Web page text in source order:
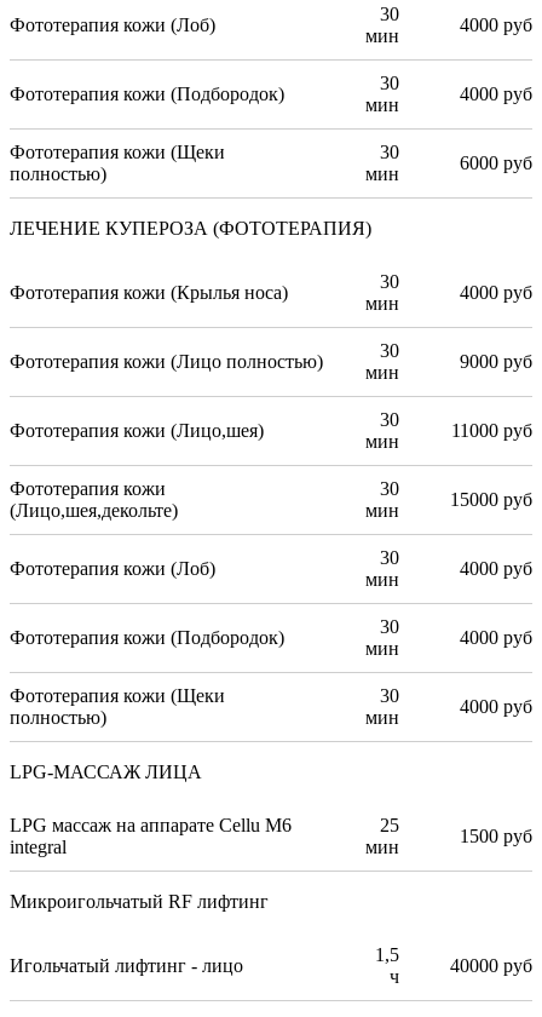
Фототерапия кожи (Лоб)
30
мин
4000 руб
Фототерапия кожи (Подбородок)
30
мин
4000 руб
Фототерапия кожи (Щеки
полностью)
30
мин
6000 руб
ЛЕЧЕНИЕ КУПЕРОЗА (ФОТОТЕРАПИЯ)
Фототерапия кожи (Крылья носа)
30
мин
4000 руб
Фототерапия кожи (Лицо полностью)
30
мин
9000 руб
Фототерапия кожи (Лицо,шея)
30
мин
11000 руб
Фототерапия кожи
(Лицо,шея,декольте)
30
мин
15000 руб
Фототерапия кожи (Лоб)
30
мин
4000 руб
Фототерапия кожи (Подбородок)
30
мин
4000 руб
Фототерапия кожи (Щеки
полностью)
30
мин
4000 руб
LPG-МАССАЖ ЛИЦА
LPG массаж на аппарате Cellu M6
integral
25
мин
1500 руб
Микроигольчатый RF лифтинг
Игольчатый лифтинг - лицо
1,5
ч
40000 руб